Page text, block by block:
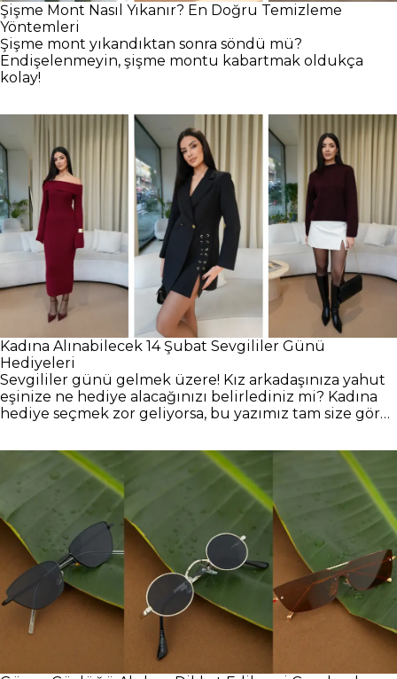
Şişme Mont Nasıl Yıkanır? En Doğru Temizleme
Yöntemleri
Şişme mont yıkandıktan sonra söndü mü?
Endişelenmeyin, şişme montu kabartmak oldukça
kolay!
Kadına Alınabilecek 14 Şubat Sevgililer Günü
Hediyeleri
Sevgililer günü gelmek üzere! Kız arkadaşınıza yahut
eşinize ne hediye alacağınızı belirlediniz mi? Kadına
hediye seçmek zor geliyorsa, bu yazımız tam size göre!